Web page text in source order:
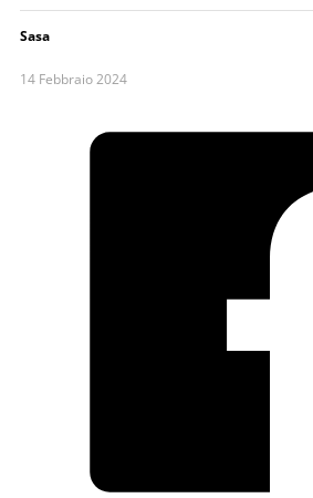
Sasa
14 Febbraio 2024